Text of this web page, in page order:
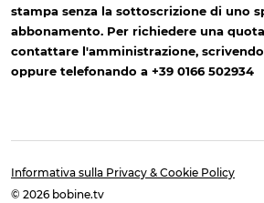
stampa senza la sottoscrizione di uno
abbonamento. Per richiedere una
contattare l'amministrazione,
oppure telefonando a +39 0166 502934
Informativa sulla Privacy & Cookie Policy
© 2026 bobine.tv